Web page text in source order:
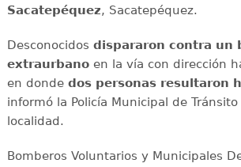
Sacatepéquez, Sacatepéquez.
Desconocidos dispararon contra un
extraurbanoen la vía con dirección
en donde dos personas resultaron
informó la Policía Municipal de Tránsito
localidad.
Bomberos Voluntarios y Municipales